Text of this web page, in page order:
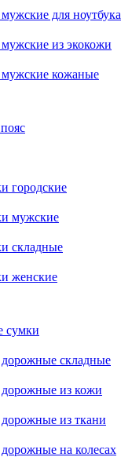
для ноутбука
из экокожи
кожаные
городские
мужские
складные
женские
сумки
складные
из кожи
из ткани
на колесах